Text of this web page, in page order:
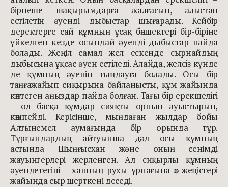
бірнеше шақырымдарға жалғасып, алыстан
естілетін әуенді дыбыстар шығарады. Кейбір
деректерге сай құмның ұсақ бөлшектері бір-біріне
үйкелген кезде осындай әуенді дыбыстар пайда
болады. Жеңіл самал жел ескенде сырнайдың
дыбысына ұқсас әуен естіледі. Алайда, желсіз күнде
де құмның әуенін тыңдауға болады. Осы бір
таңғажайып сиқырына байланысты, құм жайында
көптеген аңыздар пайда болған. Тағы бір ерекшелігі
– ол басқа құмдар сияқты орнын ауыстырып,
көшпейді. Керісінше, мыңдаған жылдар бойы
Алтынемел аумағында бір орында тұр.
Тұрғындардың айтуынша дәл осы құмның
астында Шыңғысхан және оның сенімді
жауынгерлері жерленген. Ал сиқырлы құмның
әуендететіні – ханның рухы ұрпағына өз жеңістері
жайында сыр шерткені деседі.